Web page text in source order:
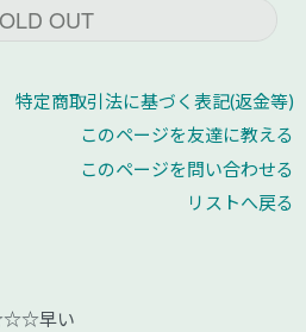
OUT
特定商取引法に基づく表記(返金等)
このページを友達に教える
このページを問い合わせる
リストへ戻る
早い